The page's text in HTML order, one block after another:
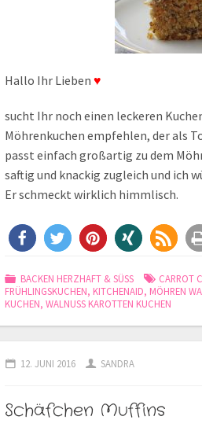
Hallo Ihr Lieben ♥
sucht Ihr noch einen leckeren
Möhrenkuchen empfehlen, der als
passt einfach großartig zu dem
saftig und knackig zugleich und ich
Er schmeckt wirklich himmlisch.
BACKEN HERZHAFT & SÜSS CARROT
FRÜHLINGSKUCHEN, KITCHENAID, MÖHREN
KUCHEN, WALNUSS KAROTTEN KUCHEN
12. JUNI 2016 SANDRA
Schäfchen Muffins